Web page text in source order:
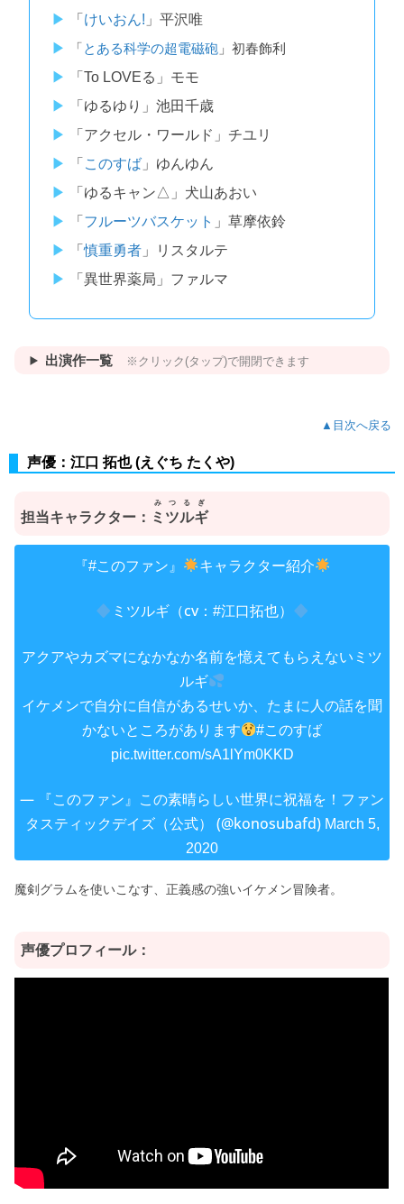
「 けいおん! 」平沢唯
「とある科学の超電磁砲」初春飾利
「To LOVEる」モモ
「ゆるゆり」池田千歳
「アクセル・ワールド」チユリ
「 このすば」ゆんゆん
「ゆるキャン△」犬山あおい
「 フルーツバスケット 」草摩依鈴
「慎重勇者」リスタルテ
「異世界薬局」ファルマ
出演作一覧 ※クリック(タップ)で開閉できます
▲目次へ戻る
声優：江口 拓也 (えぐち たくや)
担当キャラクター： ミツルギ
みつるぎ
『#このファン』 キャラクター紹介
ミツルギ（cv： #江口拓也）
アクアやカズマになかなか名前を憶えてもらえないミツ
ルギ
イケメンで自分に自信があるせいか、たまに人の話を聞
かないところがあります
#このすば
pic.twitter.com/sA1lYm0KKD
— 『このファン』この素晴らしい世界に祝福を！ファン
タスティックデイズ（公式） (@konosubafd) March 5,
2020
魔剣グラムを使いこなす、正義感の強いイケメン冒険者。
声優プロフィール：